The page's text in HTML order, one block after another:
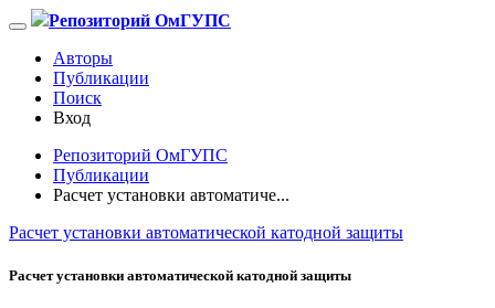
Репозиторий ОмГУПС
Авторы
Публикации
Поиск
Вход
Репозиторий ОмГУПС
Публикации
Расчет установки автоматиче...
Расчет установки автоматической катодной защиты
Расчет установки автоматической катодной защиты